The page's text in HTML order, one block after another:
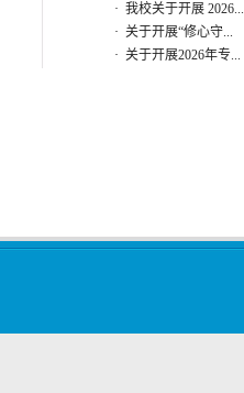
· 我校关于开展 2026...
· 关于开展“修心守...
· 关于开展2026年专...